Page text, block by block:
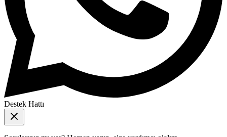
Destek Hattı